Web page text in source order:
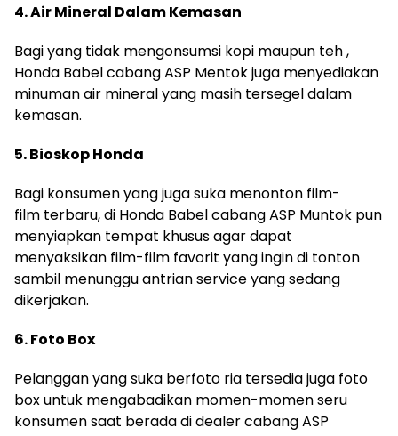
4. Air Mineral Dalam Kemasan
Bagi yang tidak mengonsumsi kopi maupun teh ,
Honda Babel cabang ASP Mentok juga menyediakan
minuman air mineral yang masih tersegel dalam
kemasan.
5. Bioskop Honda
Bagi konsumen yang juga suka menonton film-
film terbaru, di Honda Babel cabang ASP Muntok pun
menyiapkan tempat khusus agar dapat
menyaksikan film-film favorit yang ingin di tonton
sambil menunggu antrian service yang sedang
dikerjakan.
6. Foto Box
Pelanggan yang suka berfoto ria tersedia juga foto
box untuk mengabadikan momen-momen seru
konsumen saat berada di dealer cabang ASP